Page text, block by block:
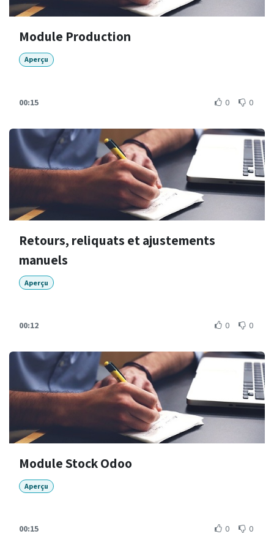
Module Production
Aperçu
00:15 0 0
Retours, reliquats et ajustements
manuels
Aperçu
00:12 0 0
Module Stock Odoo
Aperçu
00:15 0 0